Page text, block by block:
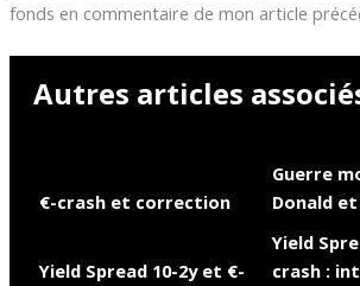
fonds en commentaire de mon article
Autres articles
€-crash et correction
Guerre
Donald et
Yield Spread 10-2y et €-
Yield
crash :